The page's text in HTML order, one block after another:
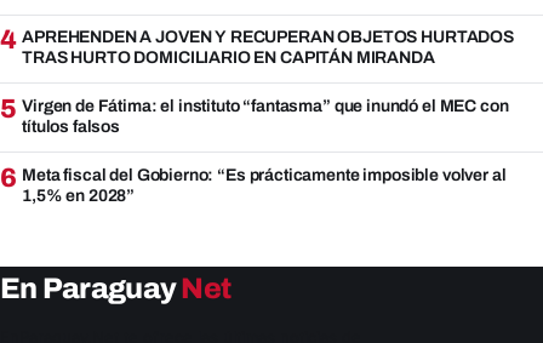
4 APREHENDEN A JOVEN Y RECUPERAN OBJETOS HURTADOS
TRAS HURTO DOMICILIARIO EN CAPITÁN MIRANDA
5 Virgen de Fátima: el instituto “fantasma” que inundó el MEC con
títulos falsos
6 Meta fiscal del Gobierno: “Es prácticamente imposible volver al
1,5% en 2028”
En ParaguayNet